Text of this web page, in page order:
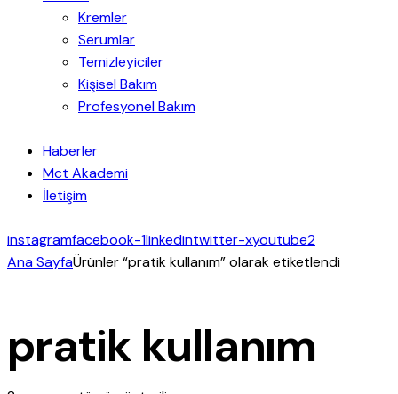
Kremler
Serumlar
Temizleyiciler
Kişisel Bakım
Profesyonel Bakım
Haberler
Mct Akademi
İletişim
instagramfacebook-1linkedintwitter-xyoutube2
Ana SayfaÜrünler “pratik kullanım” olarak etiketlendi
pratik kullanım